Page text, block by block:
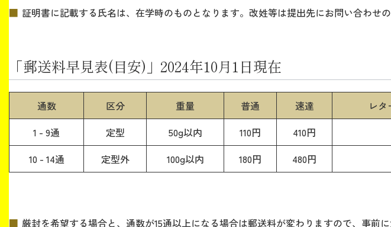
証明書に記載する氏名は、在学時のものとなります。改姓等は提出先にお問い合わせ
「郵送料早見表(目安)」2024年10月1日現在
通数 区分 重量 普通 速達 レ
1 - 9通
定型 50g以内 110円 410円
10 - 14通
定型外 100g以内 180円 480円
厳封を希望する場合と、通数が15通以上になる場合は郵送料が変わりますので、事前